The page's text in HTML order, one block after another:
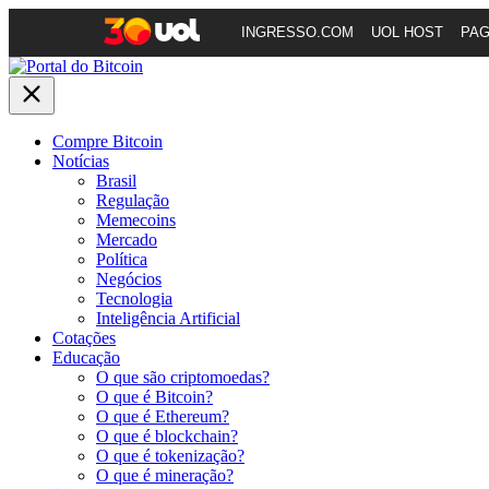
INGRESSO.COM UOL HOST
Compre Bitcoin
Notícias
Brasil
Regulação
Memecoins
Mercado
Política
Negócios
Tecnologia
Inteligência Artificial
Cotações
Educação
O que são criptomoedas?
O que é Bitcoin?
O que é Ethereum?
O que é blockchain?
O que é tokenização?
O que é mineração?